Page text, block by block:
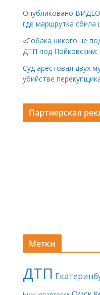
Опубликовано
где маршрутка сбила
«Собака никого не
ДТП под Пойковским:
Суд арестовал двух
убийстве
Партнерская
Метки
ДТП